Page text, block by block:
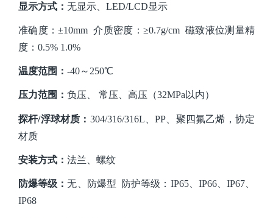
显示方式 ： 无显示、 LED/LCD显示
准确度：±10mm 介质密度：≥0.7g/cm 磁致液位测量精
度：0.5% 1.0%
温度范围： -40～250℃
压力范围： 负压、 常压、高压（32MPa以内）
探杆/浮球材质： 304/316/316L、PP、聚四氟乙烯，协定
材质
安装方式： 法兰、螺纹
防爆等级：无、防爆型 防护等级：IP65、IP66、IP67、
IP68